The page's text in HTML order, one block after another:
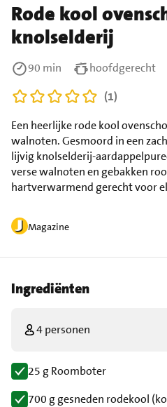
Rode kool
knolselderij
Magazine
Een heerlijke rode kool
walnoten. Gesmoord in een
lijvig knolselderij-
verse walnoten en gebakken
hartverwarmend gerecht voor
90 min
hoofdgerecht
(1)
Ingrediënten
4 personen
25 g Roomboter
700 g gesneden rodekool